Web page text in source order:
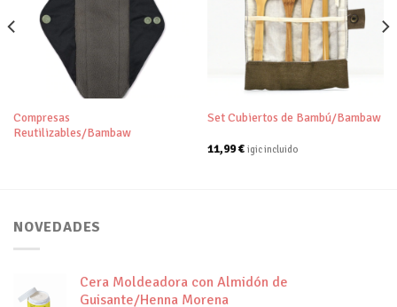
Añadir
a tu
lista de
deseos
Compresas
Reutilizables/Bambaw
Añadir
a tu
lista de
deseos
Set Cubiertos de Bambú/Bambaw
11,99€ igic incluido
NOVEDADES
Cera Moldeadora con Almidón de
Guisante/Henna Morena